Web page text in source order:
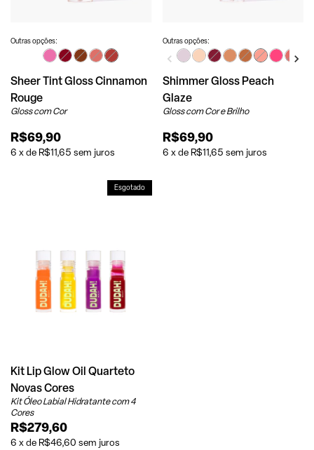
Outras opções:
Sheer Tint Gloss Cinnamon
Rouge
Gloss com Cor
R$69,90
6 xde R$11,65 sem juros
Outras opções:
Shimmer Gloss Peach
Glaze
Gloss com Cor e Brilho
R$69,90
6 xde R$11,65 sem juros
Esgotado
Kit Lip Glow Oil Quarteto
Novas Cores
Kit Óleo Labial Hidratante com 4
Cores
R$279,60
6 xde R$46,60 sem juros